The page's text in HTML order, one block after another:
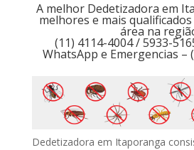
A melhor Dedetizadora em
melhores e mais
área na
(11) 4114-4004 / 5933-
WhatsApp e Emergencias –
Dedetizadora em Itaporanga